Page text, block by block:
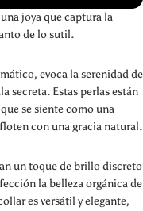
joya que captura la
de lo sutil.
evoca la serenidad de
secreta. Estas perlas están
se siente como una
con una gracia natural.
un toque de brillo discreto
la belleza orgánica de
es versátil y elegante,